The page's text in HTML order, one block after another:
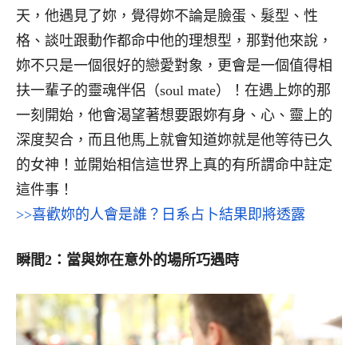
天，他遇見了妳，覺得妳不論是臉蛋、髮型、性
格、談吐跟動作都命中他的理想型，那對他來說，
妳不只是一個很好的戀愛對象，更會是一個值得相
扶一輩子的靈魂伴侶（soul mate）！在遇上妳的那
一刻開始，他會渴望著想要跟妳有身、心、靈上的
深度契合，而且他馬上就會知道妳就是他等待已久
的女神！並開始相信這世界上真的有所謂命中註定
這件事！
>>喜歡妳的人會是誰？日系占卜結果即將透露
瞬間2：當與妳在意外的場所巧遇時